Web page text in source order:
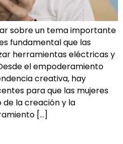
sobre un tema importante
fundamental que las
herramientas eléctricas y
el empoderamiento
creativa, hay
para que las mujeres
de la creación y la
[…]